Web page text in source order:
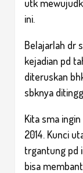
utk
ini.
Belajarlah dr
kejadian pd
diteruskan
sbknya
Kita sma
2014. Kunci
trgantung pd
bisa